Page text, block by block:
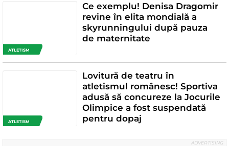
ATLETISM
Ce exemplu! Denisa Dragomir
revine în elita mondială a
skyrunningului după pauza
de maternitate
ATLETISM
Lovitură de teatru în
atletismul românesc! Sportiva
adusă să concureze la Jocurile
Olimpice a fost suspendată
pentru dopaj